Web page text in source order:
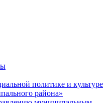
политике и культуре
района»